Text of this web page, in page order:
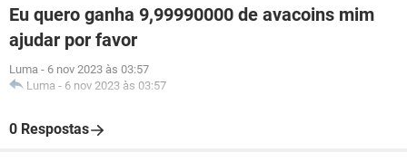
Eu quero ganha 9,99990000 de avacoins mim
ajudar por favor
Luma - 6 nov 2023 às 03:57
Luma - 6 nov 2023 às 03:57
0 Respostas